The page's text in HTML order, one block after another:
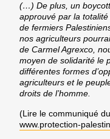
(…) De plus, un
approuvé par la
de fermiers
nos agriculteurs
de Carmel Agrexco,
moyen de solidarité le
différentes formes
agriculteurs et le
droits de l’homme.
(Lire le communiqué
www.protection-